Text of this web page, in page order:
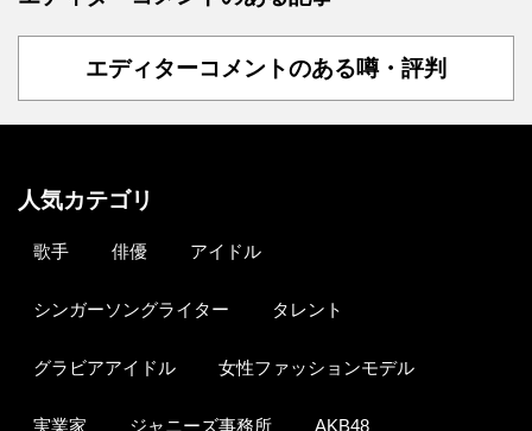
エディターコメントのある噂・評判
人気カテゴリ
歌手 俳優 アイドル
シンガーソングライター タレント
グラビアアイドル 女性ファッションモデル
実業家 ジャニーズ事務所 AKB48